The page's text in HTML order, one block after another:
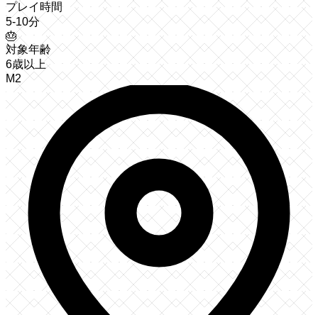
プレイ時間
5-10分
🎂
対象年齢
6歳以上
M2